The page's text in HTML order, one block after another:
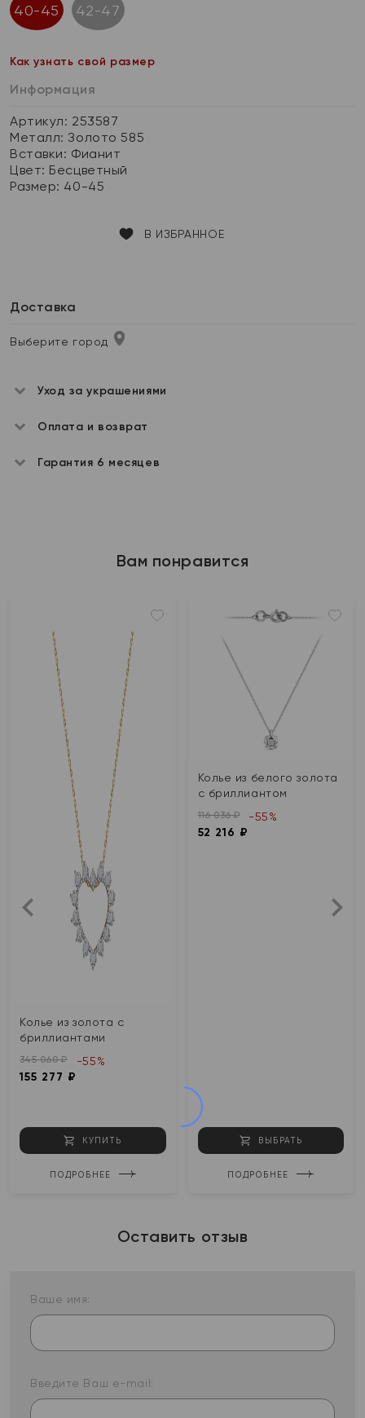
40-45 42-47
Как узнать свой размер
Информация
Артикул: 253587
Металл:Золото 585
Вставки: Фианит
Цвет: Бесцветный
Размер: 40-45
В ИЗБРАННОЕ
Доставка
Выберите город
Уход за украшениями
Оплата и возврат
Гарантия 6 месяцев
Вам понравится
Колье из золота с
бриллиантами
345 060 ₽
155 277 ₽
-55%
КУПИТЬ
ПОДРОБНЕЕ
Колье из белого золота
с бриллиантом
116 036 ₽
52 216 ₽
-55%
ВЫБРАТЬ
ПОДРОБНЕЕ
Оставить отзыв
Ваше имя:
Введите Ваш e-mail: